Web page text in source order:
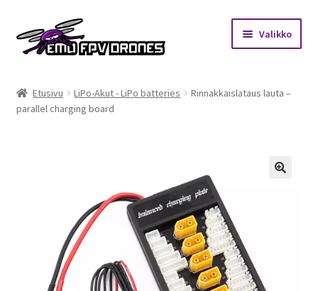
Siirry
navigointiin
Siirry
sisältöön
Valikko
Kauppa
Mitä on FPV?
Etusivu LiPo-Akut - LiPo batteries
Rinnakkaislataus lauta –
parallel charging board